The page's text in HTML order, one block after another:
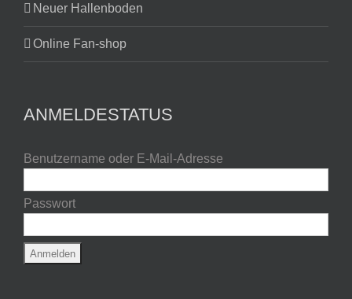
Neuer Hallenboden
Online Fan-shop
ANMELDESTATUS
Benutzername oder E-Mail-Adresse
Passwort